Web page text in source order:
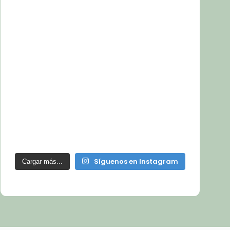
Cargar más... Síguenos en Instagram